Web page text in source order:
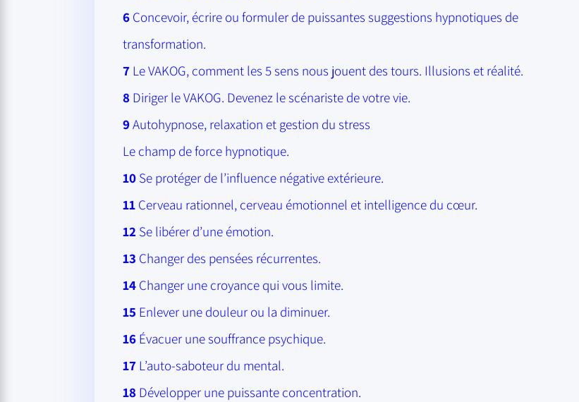
6 Concevoir, écrire ou formuler de puissantes suggestions hypnotiques de
transformation.
7 Le VAKOG, comment les 5 sens nous jouent des tours. Illusions et réalité.
8 Diriger le VAKOG. Devenez le scénariste de votre vie.
9Autohypnose, relaxation et gestion du stress
Le champ de force hypnotique.
10 Se protéger de l’influence négative extérieure.
11 Cerveau rationnel, cerveau émotionnel et intelligence du cœur.
12 Se libérer d’une émotion.
13 Changer des pensées récurrentes.
14 Changer une croyance qui vous limite.
15 Enlever une douleur ou la diminuer.
16 Évacuer une souffrance psychique.
17 L’auto-saboteur du mental.
18 Développer une puissante concentration.